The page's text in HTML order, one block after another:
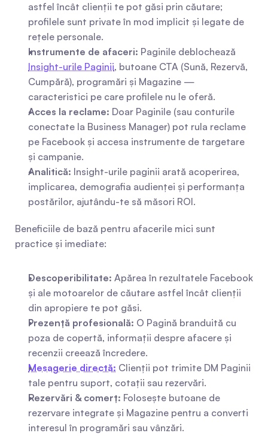
astfel încât clienții te pot găsi prin căutare;
profilele sunt private în mod implicit și legate de
rețele personale.
Instrumente de afaceri:
Insight-urile Paginii, butoane CTA (Sună, Rezervă,
Cumpără), programări și Magazine —
caracteristici pe care profilele nu le oferă.
Acces la reclame: Doar Paginile (sau conturile
conectate la Business Manager) pot rula reclame
pe Facebook și accesa instrumente de targetare
și campanie.
Analitică: Insight-urile paginii arată acoperirea,
implicarea, demografia audienței și performanța
postărilor, ajutându-te să măsori ROI.
Beneficiile de bază pentru afacerile mici sunt
practice și imediate:
Descoperibilitate: Apărea în rezultatele Facebook
și ale motoarelor de căutare astfel încât clienții
din apropiere te pot găsi.
Prezență profesională: O Pagină branduită cu
poza de copertă, informații despre afacere și
recenzii creează încredere.
Mesagerie directă: Clienții pot trimite DM Paginii
tale pentru suport, cotații sau rezervări.
Rezervări & comerț: Folosește butoane de
rezervare integrate și Magazine pentru a converti
interesul în programări sau vânzări.